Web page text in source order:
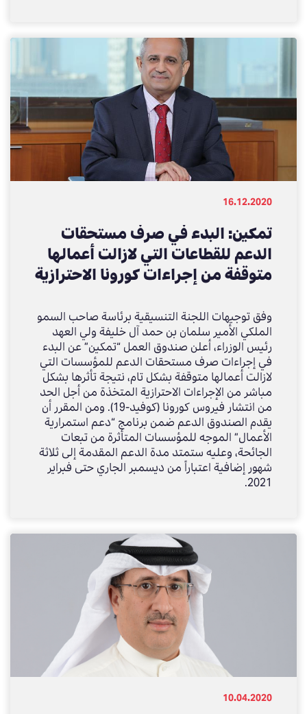
16.12.2020
تمكين: البدء في صرف مستحقات
الدعم للقطاعات التي لازالت أعمالها
متوقفة من إجراءات كورونا الاحترازية
وفق توجيهات اللجنة التنسيقية برئاسة صاحب السمو
الملكي الأمير سلمان بن حمد آل خليفة ولي العهد
رئيس الوزراء، أعلن صندوق العمل “تمكين” عن البدء
في إجراءات صرف مستحقات الدعم للمؤسسات التي
لازالت أعمالها متوقفة بشكل تام، نتيجة تأثرها بشكل
مباشر من الإجراءات الاحترازية المتخذة من أجل الحد
من انتشار فيروس كورونا (كوفيد-19). ومن المقرر أن
يقدم الصندوق الدعم ضمن برنامج “دعم استمرارية
الأعمال” الموجه للمؤسسات المتأثرة من تبعات
الجائحة، وعليه ستمتد مدة الدعم المقدمة إلى ثلاثة
شهور إضافية اعتباراً من ديسمبر الجاري حتى فبراير
2021.
10.04.2020